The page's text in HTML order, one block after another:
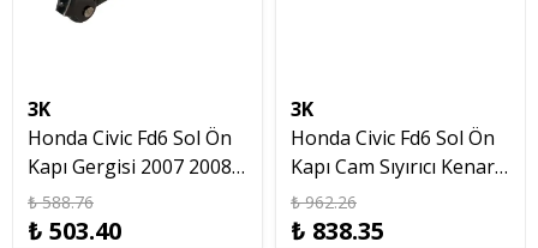
3K
Honda Civic Fd6 Sol Ön
Kapı Gergisi 2007 2008
2011 2012
₺ 588.76
₺ 503.40
3K
Honda Civic Fd6 Sol Ön
Kapı Cam Sıyırıcı Kenar
Fitil Çıtası 2007 12
₺ 962.26
₺ 838.35